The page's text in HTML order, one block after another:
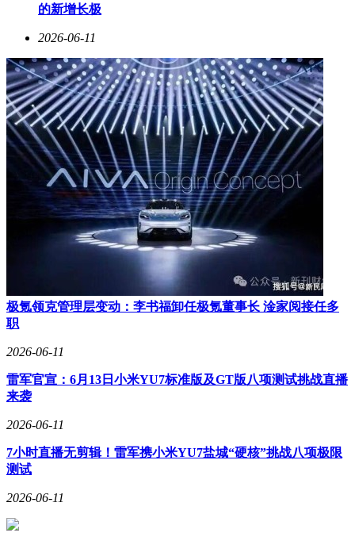
的新增长极
2026-06-11
极氪领克管理层变动：李书福卸任极氪董事长 淦家阅接任多
职
2026-06-11
雷军官宣：6月13日小米YU7标准版及GT版八项测试挑战直播
来袭
2026-06-11
7小时直播无剪辑！雷军携小米YU7盐城“硬核”挑战八项极限
测试
2026-06-11